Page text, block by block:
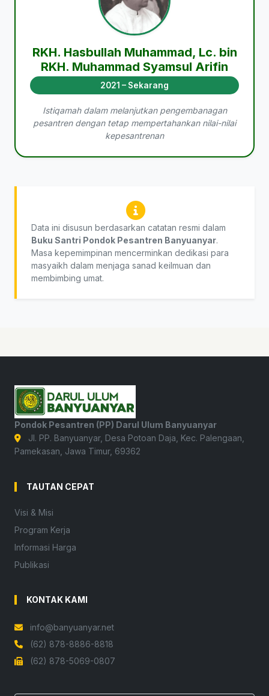
RKH. Hasbullah Muhammad, Lc. bin
RKH. Muhammad Syamsul Arifin
2021 – Sekarang
Istiqamah dalam melanjutkan pengembanagan
pesantren dengan tetap mempertahankan nilai-nilai
kepesantrenan
Data ini disusun berdasarkan catatan resmi dalam
Buku Santri Pondok Pesantren Banyuanyar.
Masa kepemimpinan mencerminkan dedikasi para
masyaikh dalam menjaga sanad keilmuan dan
membimbing umat.
Pondok Pesantren (PP) Darul Ulum Banyuanyar
Jl. PP. Banyuanyar, Desa Potoan Daja, Kec. Palengaan,
Pamekasan, Jawa Timur, 69362
TAUTAN CEPAT
Visi & Misi
Program Kerja
Informasi Harga
Publikasi
KONTAK KAMI
info@banyuanyar.net
(62) 878-8886-8818
(62) 878-5069-0807